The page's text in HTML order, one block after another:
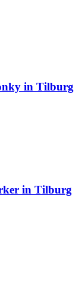
in Tilburg
in Tilburg